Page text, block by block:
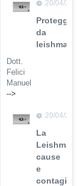
Guarda
20/04/
da
Dott.
Felici
Manuel
-->
Guarda
il video
20/04/
La
cause
e
contagio